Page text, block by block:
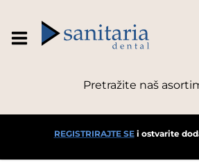
Pretražite naš
REGISTRIRAJTE SEi ostvarite